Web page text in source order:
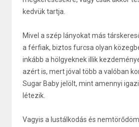
kedvük tartja.
Mivel a szép lányokat más
a férfiak, biztos furcsa olyan
inkább a hölgyeknek illik
azért is, mert jóval több a valóban
Sugar Baby jelölt, mint amennyi
létezik.
Vagyis a lustálkodás és